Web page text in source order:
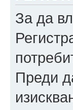
За да
Преди